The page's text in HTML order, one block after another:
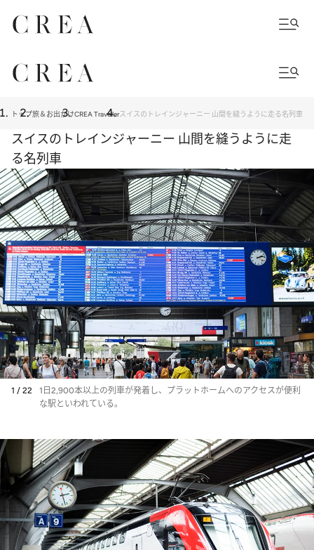
トップ旅＆お出かけCREA Travellerスイスのトレインジャーニー 山間を縫うように走る名列車
スイスのトレインジャーニー 山間を縫うように走
る名列車
1 / 22
1日2,900本以上の列車が発着し、プラットホームへのアクセスが便利
な駅といわれている。